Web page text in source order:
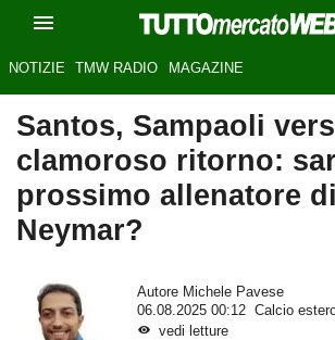
NOTIZIE TMW RADIO MAGAZINE
Santos, Sampaoli
clamoroso ritorno:
prossimo allenatore di
Neymar?
Autore Michele Pavese
06.08.2025 00:12
Calcio
vedi letture